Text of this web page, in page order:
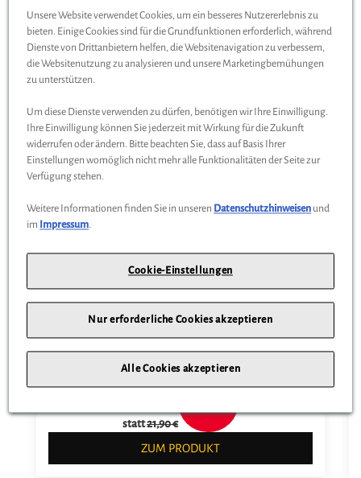
Das könnte Sie interessieren
Wird auch oft von Kunden gekauft
%
Mercedes-Benz Cap
statt21,90 €
ZUM PRODUKT
Unsere Website verwendet Cookies, um ein besseres Nutzererlebnis zu
bieten. Einige Cookies sind für die Grundfunktionen erforderlich, während
Dienste von Drittanbietern helfen, die Websitenavigation zu verbessern,
die Websitenutzung zu analysieren und unsere Marketingbemühungen
zu unterstützen.
Um diese Dienste verwenden zu dürfen, benötigen wir Ihre Einwilligung.
Ihre Einwilligung können Sie jederzeit mit Wirkung für die Zukunft
widerrufen oder ändern. Bitte beachten Sie, dass auf Basis Ihrer
Einstellungen womöglich nicht mehr alle Funktionalitäten der Seite zur
Verfügung stehen.
Weitere Informationen finden Sie in unseren Datenschutzhinweisen und
im Impressum.
Cookie-Einstellungen
Nur erforderliche Cookies akzeptieren
Alle Cookies akzeptieren